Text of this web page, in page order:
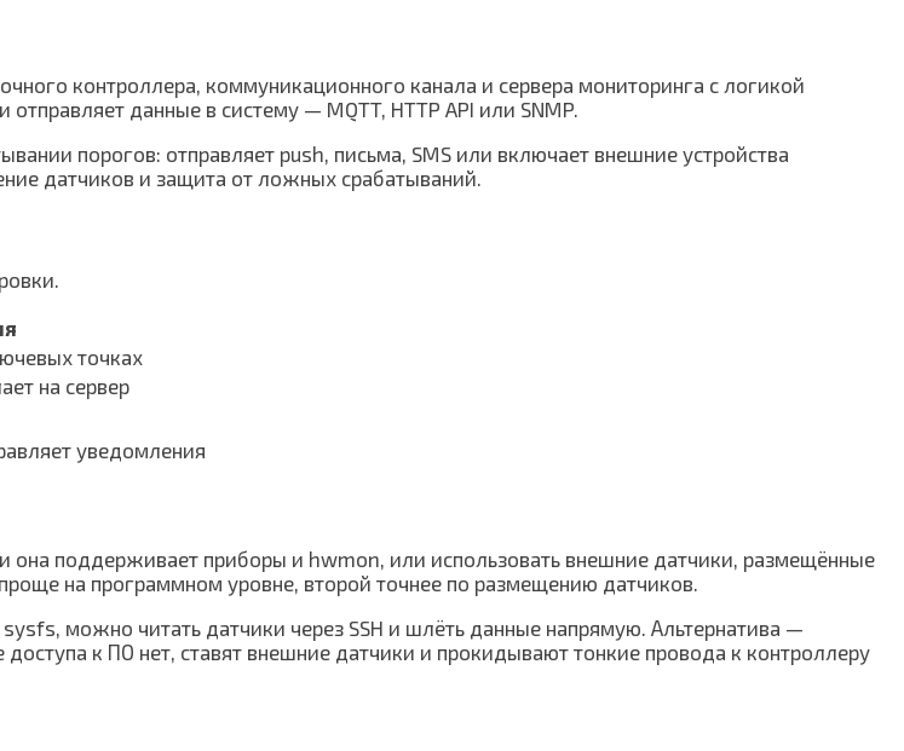
контроллера, коммуникационного канала и сервера мониторинга с логикой
данные в систему — MQTT, HTTP API или SNMP.
порогов: отправляет push, письма, SMS или включает внешние устройства
датчиков и защита от ложных срабатываний.
точках
на сервер
уведомления
она поддерживает приборы и hwmon, или использовать внешние датчики, размещённые
на программном уровне, второй точнее по размещению датчиков.
можно читать датчики через SSH и шлёть данные напрямую. Альтернатива —
к ПО нет, ставят внешние датчики и прокидывают тонкие провода к контроллеру